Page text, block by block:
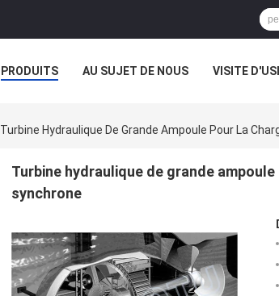
PRODUITS AU SUJET DE NOUS VISITE
Turbine Hydraulique De Grande Ampoule Pour La
Turbine hydraulique de grande
synchrone